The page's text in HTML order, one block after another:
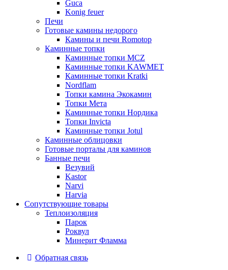
Guca
Konig feuer
Печи
Готовые камины недорого
Камины и печи Romotop
Каминные топки
Каминные топки MCZ
Каминные топки KAWMET
Каминные топки Kratki
Nordflam
Топки камина Экокамин
Топки Мета
Каминные топки Нордика
Топки Invicta
Каминные топки Jotul
Каминные облицовки
Готовые порталы для каминов
Банные печи
Везувий
Kastor
Narvi
Harvia
Сопутствующие товары
Теплоизоляция
Парок
Роквул
Минерит Фламма
Обратная связь